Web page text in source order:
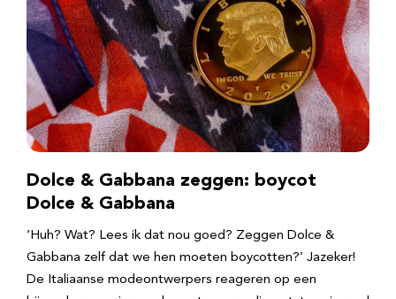
Dolce & Gabbana zeggen: boycot
Dolce & Gabbana
‘Huh? Wat? Lees ik dat nou goed? Zeggen Dolce &
Gabbana zelf dat we hen moeten boycotten?’ Jazeker!
De Italiaanse modeontwerpers reageren op een